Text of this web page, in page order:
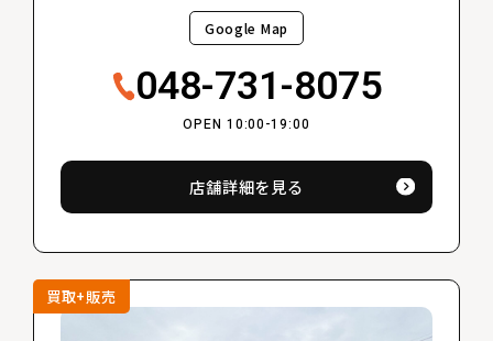
Google Map
048-731-8075
OPEN 10:00-19:00
店舗詳細を見る
買取+販売